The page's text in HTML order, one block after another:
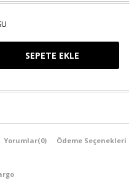
Yorumlar(0) Ödeme Seçenekleri